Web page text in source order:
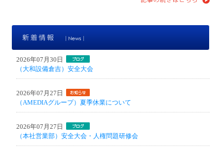
2026年07月30日
（大和設備倉吉）安全大会
2026年07月27日
（AMEDIAグループ）夏季休業について
2026年07月27日
（本社営業部）安全大会・人権問題研修会